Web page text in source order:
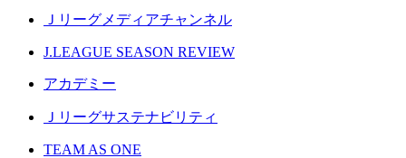
Ｊリーグメディアチャンネル
J.LEAGUE SEASON REVIEW
アカデミー
Ｊリーグサステナビリティ
TEAM AS ONE